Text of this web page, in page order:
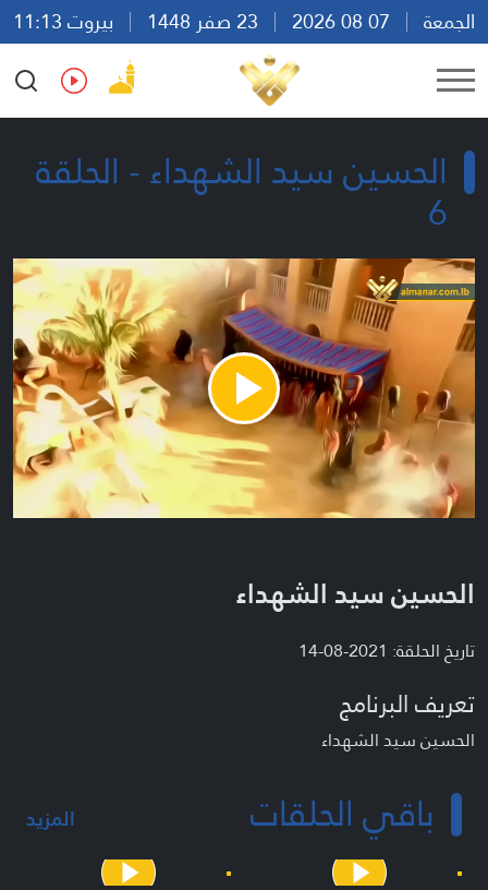
الجمعة
بيروت 11:13
Ar
En Fr Es
الحسين سيد الشهداء - الحلقة
6
Play
Video
الحسين سيد الشهداء
تاريخ الحلقة: 2021-08-14
تعريف البرنامج
الحسين سيد الشهداء
باقي الحلقات المزيد